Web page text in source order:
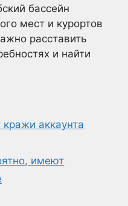
бассейн
мест и курортов
расставить
и найти
кражи аккаунта
имеют